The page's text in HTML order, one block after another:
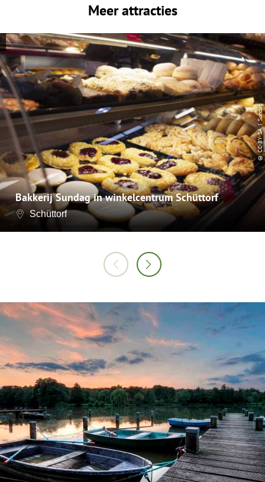
Meer attracties
Bakkerij Sundag in winkelcentrum Schüttorf
Schüttorf
©
CC-BY-SA
| Sundag